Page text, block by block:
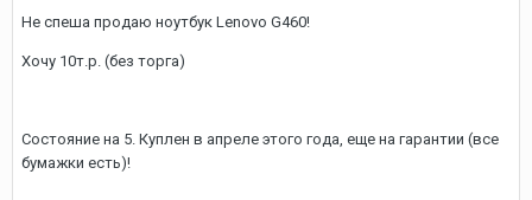
Не спеша продаю ноутбук Lenovo G460!
Хочу 10т.р. (без торга)
Состояние на 5. Куплен в апреле этого года, еще на гарантии (все
бумажки есть)!